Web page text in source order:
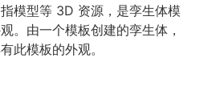
模型等 3D 资源，是孪生体模
。由一个模板创建的孪生体，
此模板的外观。